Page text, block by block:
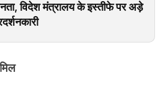
विदेश मंत्रालय के इस्तीफे पर अड़े